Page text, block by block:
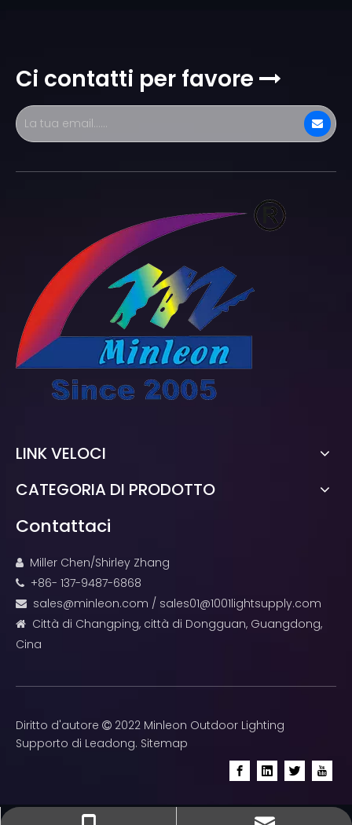
Ci contatti per favore 
LINK VELOCI
CATEGORIA DI PRODOTTO
Contattaci
 Miller Chen/Shirley Zhang
 +86- 137-9487-6868
 sales@minleon.com / sales01@1001lightsupply.com

Città di Changping, città di Dongguan, Guangdong,
Cina
Diritto d'autore  2022 Minleon Outdoor Lighting
Supporto di Leadong. Sitemap